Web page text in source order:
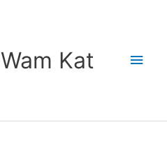
Wam Kat